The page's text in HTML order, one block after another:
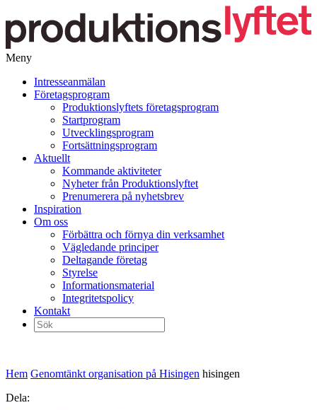
Meny
vidare
Intresseanmälan
Företagsprogram
Produktionslyftets företagsprogram
Startprogram
Utvecklingsprogram
Fortsättningsprogram
Aktuellt
Kommande aktiviteter
Nyheter från Produktionslyftet
Prenumerera på nyhetsbrev
Inspiration
Om oss
Förbättra och förnya din verksamhet
Vägledande principer
Deltagande företag
Styrelse
Informationsmaterial
Integritetspolicy
Kontakt
Sök
efter:
Hem Genomtänkt organisation på Hisingen hisingen
Dela: